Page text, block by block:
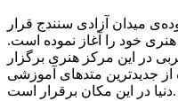
میدان آزادی سنندج قرار
1380 فعالیت هنری خود را آغاز نموده است.
در این مرکز هنری برگزار
جدیدترین متدهای آموزشی
دنیا در این مکان برقرار است.